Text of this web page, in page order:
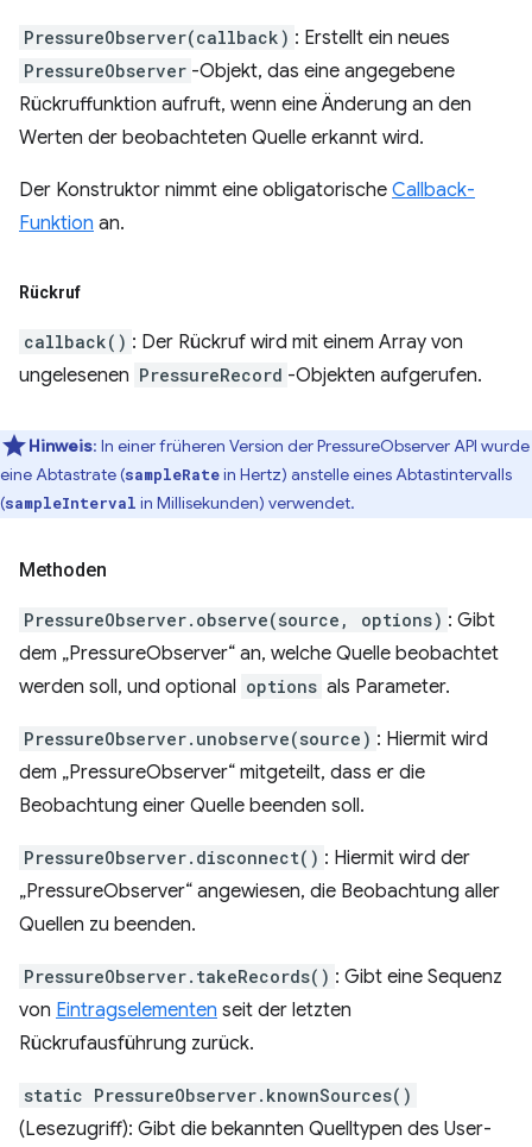
PressureObserver(callback) : Erstellt ein neues
PressureObserver -Objekt, das eine angegebene
Rückruffunktion aufruft, wenn eine Änderung an den
Werten der beobachteten Quelle erkannt wird.
Der Konstruktor nimmt eine obligatorische Callback-
Funktion an.
Rückruf
callback() : Der Rückruf wird mit einem Array von
ungelesenen PressureRecord -Objekten aufgerufen.
Hinweis: In einer früheren Version der PressureObserver API wurde
eine Abtastrate (sampleRatein Hertz) anstelle eines Abtastintervalls
(sampleInterval in Millisekunden) verwendet.
Methoden
PressureObserver.observe(source, options) : Gibt
dem „PressureObserver“ an, welche Quelle beobachtet
werden soll, und optional options als Parameter.
PressureObserver.unobserve(source) : Hiermit wird
dem „PressureObserver“ mitgeteilt, dass er die
Beobachtung einer Quelle beenden soll.
PressureObserver.disconnect() : Hiermit wird der
„PressureObserver“ angewiesen, die Beobachtung aller
Quellen zu beenden.
PressureObserver.takeRecords() : Gibt eine Sequenz
von Eintragselementen seit der letzten
Rückrufausführung zurück.
static PressureObserver.knownSources()
(Lesezugriff): Gibt die bekannten Quelltypen des User-